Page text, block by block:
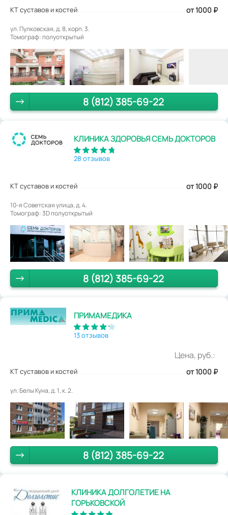
КТ суставов и костей от 1000 ₽
ул. Пулковская, д. 8, корп. 3.
Томограф: полуоткрытый
8 (812) 385-69-22
КЛИНИКА ЗДОРОВЬЯ СЕМЬ ДОКТОРОВ
28 отзывов
КТ суставов и костей от 1000 ₽
10-я Советская улица, д. 4.
Томограф: 3D полуоткрытый
8 (812) 385-69-22
ПРИМАМЕДИКА
13 отзывов
Цена, руб.:
КТ суставов и костей от 1000 ₽
ул. Белы Куна, д. 1, к. 2.
8 (812) 385-69-22
КЛИНИКА ДОЛГОЛЕТИЕ НА
ГОРЬКОВСКОЙ